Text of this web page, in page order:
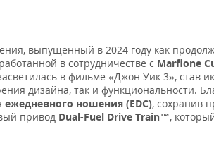
выпущенный в 2024 году как
в сотрудничестве с Marfione
в фильме «Джон Уик 3», став
дизайна, так и функциональности.
ежедневного ношения (EDC), сохранив
привод Dual-Fuel Drive Train™,